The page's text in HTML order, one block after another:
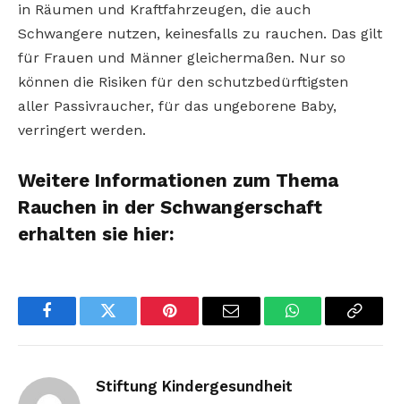
in Räumen und Kraftfahrzeugen, die auch
Schwangere nutzen, keinesfalls zu rauchen. Das gilt
für Frauen und Männer gleichermaßen. Nur so
können die Risiken für den schutzbedürftigsten
aller Passivraucher, für das ungeborene Baby,
verringert werden.
Weitere Informationen zum Thema
Rauchen in der Schwangerschaft
erhalten sie hier:
FacebookTwitter Pinterest Email WhatsAppCopy
Stiftung Kindergesundheit